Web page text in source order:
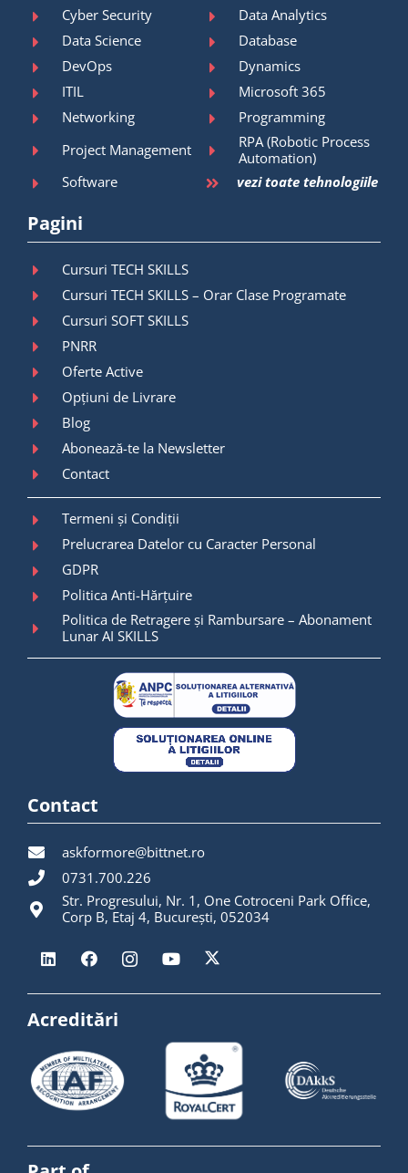
Cyber Security
Data Analytics
Data Science
Database
DevOps
Dynamics
ITIL
Microsoft 365
Networking
Programming
Project Management
RPA (Robotic Process
Automation)
Software
vezi toate tehnologiile
Pagini
Cursuri TECH SKILLS
Cursuri TECH SKILLS – Orar Clase Programate
Cursuri SOFT SKILLS
PNRR
Oferte Active
Opțiuni de Livrare
Blog
Abonează-te la Newsletter
Contact
Termeni și Condiții
Prelucrarea Datelor cu Caracter Personal
GDPR
Politica Anti-Hărțuire
Politica de Retragere și Rambursare – Abonament
Lunar AI SKILLS
Contact
askformore@bittnet.ro
0731.700.226
Str. Progresului, Nr. 1, One Cotroceni Park Office,
Corp B, Etaj 4, București, 052034
Acreditări